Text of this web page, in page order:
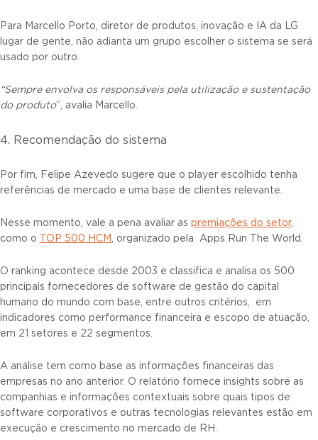
Para Marcello Porto, diretor de produtos, inovação e IA da LG
lugar de gente, não adianta um grupo escolher o sistema se será
usado por outro.
“Sempre envolva os responsáveis pela utilização e sustentação
do produto”, avalia Marcello.
4. Recomendação do sistema
Por fim, Felipe Azevedo sugere que o player escolhido tenha
referências de mercado e uma base de clientes relevante.
Nesse momento, vale a pena avaliar as premiações do setor,
como o
TOP 500 HCM, organizado pela Apps Run The World.
O ranking acontece desde 2003 e classifica e analisa os 500
principais fornecedores de software de gestão do capital
humano do mundo com base, entre outros critérios, em
indicadores como performance financeira e escopo de atuação,
em 21 setores e 22 segmentos.
A análise tem como base as informações financeiras das
empresas no ano anterior. O relatório fornece insights sobre as
companhias e informações contextuais sobre quais tipos de
software corporativos e outras tecnologias relevantes estão em
execução e crescimento no mercado de RH.